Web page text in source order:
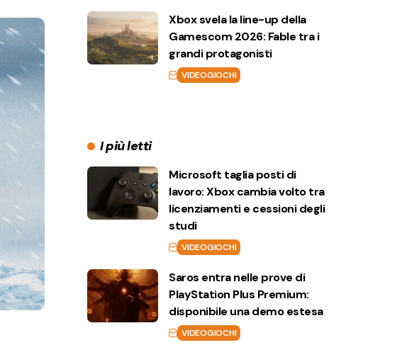
Xbox svela la line-up della
Gamescom 2026: Fable tra i
grandi protagonisti
VIDEOGIOCHI
I più letti
Microsoft taglia posti di
lavoro: Xbox cambia volto tra
licenziamenti e cessioni degli
studi
VIDEOGIOCHI
Saros entra nelle prove di
PlayStation Plus Premium:
disponibile una demo estesa
VIDEOGIOCHI